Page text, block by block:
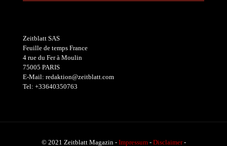
Zeitblatt SAS
Feuille de temps France
4 rue du Fer à Moulin
75005 PARIS
E-Mail: redaktion@zeitblatt.com
Tel: +33640350763
© 2021 Zeitblatt Magazin - Impressum- Disclaimer-